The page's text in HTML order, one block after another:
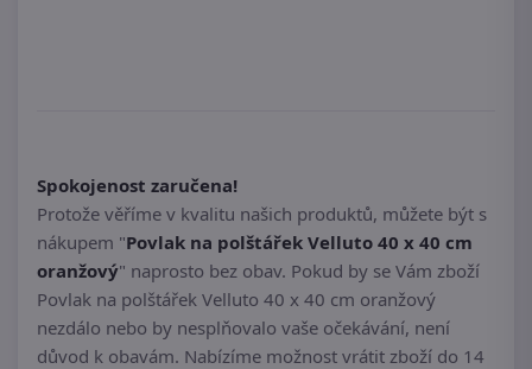
Spokojenost zaručena!
Protože věříme v kvalitu našich produktů, můžete být s
nákupem "Povlak na polštářek Velluto 40 x 40 cm
oranžový" naprosto bez obav. Pokud by se Vám zboží
Povlak na polštářek Velluto 40 x 40 cm oranžový
nezdálo nebo by nesplňovalo vaše očekávání, není
důvod k obavám. Nabízíme možnost vrátit zboží do 14